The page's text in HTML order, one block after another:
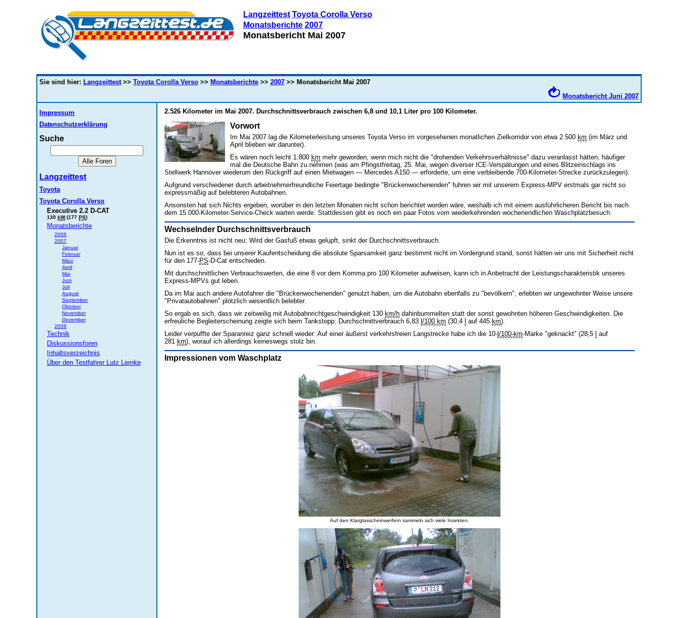
Langzeittest Toyota Corolla Verso
Monatsberichte 2007
Monatsbericht Mai 2007
Sie sind hier: Langzeittest>> Toyota Corolla Verso >> Monatsberichte >> 2007 >> Monatsbericht Mai 2007
Monatsbericht Juni 2007
Impressum
Datenschutzerklärung
Suche
Langzeittest
Toyota
Toyota Corolla Verso
Executive 2.2 D-CAT
130 kW(177 PS)
Monatsberichte
2006
2007
Januar
Februar
März
April
Mai
Juni
Juli
August
September
Oktober
November
Dezember
2008
Technik
Diskussionsforen
Inhaltsverzeichnis
Über den Testfahrer Lutz Lemke
2.526 Kilometer im Mai 2007. Durchschnittsverbrauch zwischen 6,8 und 10,1 Liter pro 100 Kilometer.
Vorwort
Im Mai 2007 lag die Kilometerleistung unseres Toyota Verso im vorgesehenen monatlichen Zielkorridor von etwa 2.500 km (im März und
April blieben wir darunter).
Es wären noch leicht 1.800 km mehr geworden, wenn mich nicht die "drohenden Verkehrsverhältnisse" dazu veranlasst hätten, häufiger
mal die Deutsche Bahn zu nehmen (was am Pfingstfreitag, 25. Mai, wegen diverser ICE-Verspätungen und eines Blitzeinschlags ins
Stellwerk Hannover wiederum den Rückgriff auf einen Mietwagen — Mercedes A150 — erforderte, um eine verbleibende 700-Kilometer-Strecke zurückzulegen).
Aufgrund verschiedener durch arbeitnehmerfreundliche Feiertage bedingte "Brückenwochenenden" fuhren wir mit unserem Express-MPV erstmals gar nicht so
expressmäßig auf belebteren Autobahnen.
Ansonsten hat sich Nichts ergeben, worüber in den letzten Monaten nicht schon berichtet worden wäre, weshalb ich mit einem ausführlicheren Bericht bis nach
dem 15.000-Kilometer-Service-Check warten werde. Stattdessen gibt es noch ein paar Fotos vom wiederkehrenden wochenendlichen Waschplatzbesuch.
Wechselnder Durchschnittsverbrauch
Die Erkenntnis ist nicht neu: Wird der Gasfuß etwas gelupft, sinkt der Durchschnittsverbrauch.
Nun ist es so, dass bei unserer Kaufentscheidung die absolute Sparsamkeit ganz bestimmt nicht im Vordergrund stand, sonst hätten wir uns mit Sicherheit nicht
für den 177-PS-D-Cat entschieden.
Mit durchschnittlichen Verbrauchswerten, die eine 8 vor dem Komma pro 100 Kilometer aufweisen, kann ich in Anbetracht der Leistungscharakteristik unseres
Express-MPVs gut leben.
Da im Mai auch andere Autofahrer die "Brückenwochenenden" genutzt haben, um die Autobahn ebenfalls zu "bevölkern", erlebten wir ungewohnter Weise unsere
"Privatautobahnen" plötzlich wesentlich belebter.
So ergab es sich, dass wir zeitweilig mit Autobahnrichtgeschwindigkeit 130 km/h dahinbummelten statt der sonst gewohnten höheren Geschwindigkeiten. Die
erfreuliche Begleiterscheinung zeigte sich beim Tankstopp: Durchschnittverbrauch 6,83 l/100 km (30,4 auf 445 km).
Leider verpuffte der Sparanreiz ganz schnell wieder: Auf einer äußerst verkehrsfreien Langstrecke habe ich die 10- l/100-km-Marke "geknackt" (28,5
auf
281 km), worauf ich allerdings keineswegs stolz bin.
Impressionen vom Waschplatz
Auf den Klarglasscheinwerfern sammeln sich viele Insekten.